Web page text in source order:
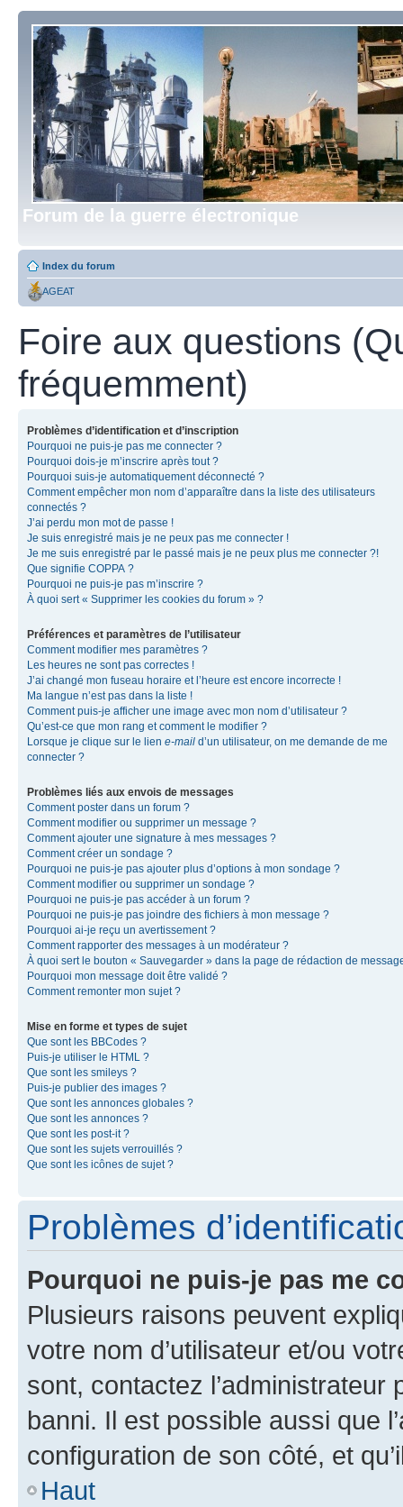
Forum de la guerre électronique
Index du forum
AGEAT
Foire aux questions
fréquemment)
Problèmes d’identification et d’inscription
Pourquoi ne puis-je pas me connecter ?
Pourquoi dois-je m’inscrire après tout ?
Pourquoi suis-je automatiquement déconnecté ?
Comment empêcher mon nom d’apparaître dans la liste des utilisateurs
connectés ?
J’ai perdu mon mot de passe !
Je suis enregistré mais je ne peux pas me connecter !
Je me suis enregistré par le passé mais je ne peux plus me connecter ?!
Que signifie COPPA ?
Pourquoi ne puis-je pas m’inscrire ?
À quoi sert « Supprimer les cookies du forum » ?
Préférences et paramètres de l’utilisateur
Comment modifier mes paramètres ?
Les heures ne sont pas correctes !
J’ai changé mon fuseau horaire et l’heure est encore incorrecte !
Ma langue n’est pas dans la liste !
Comment puis-je afficher une image avec mon nom d’utilisateur ?
Qu’est-ce que mon rang et comment le modifier ?
Lorsque je clique sur le lien e-mail d’un utilisateur, on me demande de me
connecter ?
Problèmes liés aux envois de messages
Comment poster dans un forum ?
Comment modifier ou supprimer un message ?
Comment ajouter une signature à mes messages ?
Comment créer un sondage ?
Pourquoi ne puis-je pas ajouter plus d’options à mon sondage ?
Comment modifier ou supprimer un sondage ?
Pourquoi ne puis-je pas accéder à un forum ?
Pourquoi ne puis-je pas joindre des fichiers à mon message ?
Pourquoi ai-je reçu un avertissement ?
Comment rapporter des messages à un modérateur ?
À quoi sert le bouton « Sauvegarder » dans la page de rédaction de
Pourquoi mon message doit être validé ?
Comment remonter mon sujet ?
Mise en forme et types de sujet
Que sont les BBCodes ?
Puis-je utiliser le HTML ?
Que sont les smileys ?
Puis-je publier des images ?
Que sont les annonces globales ?
Que sont les annonces ?
Que sont les post-it ?
Que sont les sujets verrouillés ?
Que sont les icônes de sujet ?
Problèmes
Pourquoi ne puis-je pas me
Plusieurs raisons peuvent
votre nom d’utilisateur et/ou
sont, contactez l’administrateur
banni. Il est possible aussi que
configuration de son côté, et
Haut